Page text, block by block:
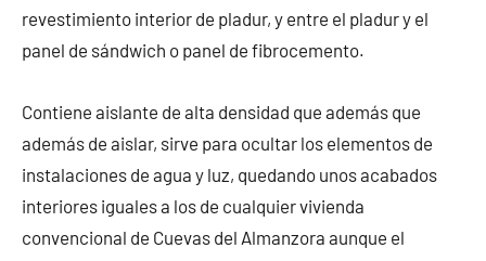
revestimiento interior de pladur, y entre el pladur y el
panel de sándwich o panel de fibrocemento.
Contiene aislante de alta densidad que además que
además de aislar, sirve para ocultar los elementos de
instalaciones de agua y luz, quedando unos acabados
interiores iguales a los de cualquier vivienda
convencional de Cuevas del Almanzora aunque el